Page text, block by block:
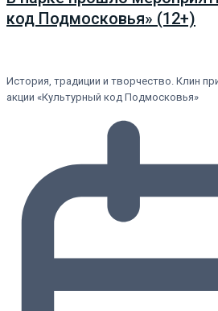
код Подмосковья» (12+)
История, традиции и творчество. Клин
акции «Культурный код Подмосковья»